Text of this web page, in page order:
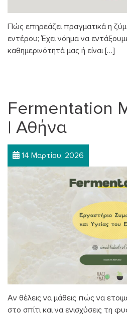
Πώς επηρεάζει πραγματικά η
εντέρου; Έχει νόημα να
καθημερινότητά μας ή είναι […]
Fermentation
| Αθήνα
14 Μαρτίου, 2026
Αν θέλεις να μάθεις πώς να
στο σπίτι και να ενισχύσεις τη